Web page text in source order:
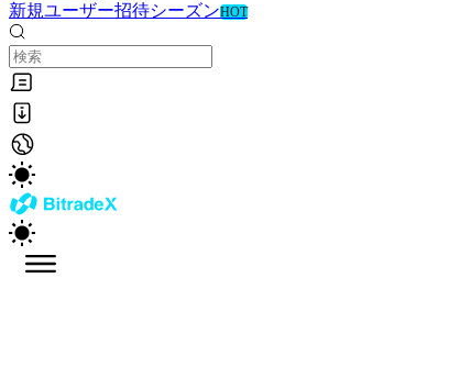
新規ユーザー招待シーズンHOT